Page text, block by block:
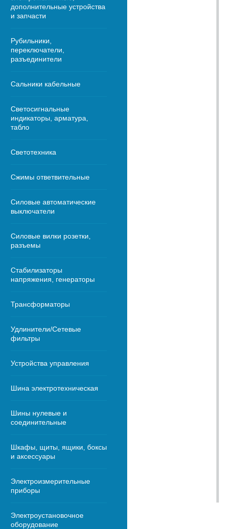
дополнительные устройства
и запчасти
Рубильники,
переключатели,
разъединители
Сальники кабельные
Светосигнальные
индикаторы, арматура,
табло
Светотехника
Сжимы ответвительные
Силовые автоматические
выключатели
Силовые вилки розетки,
разъемы
Стабилизаторы
напряжения, генераторы
Трансформаторы
Удлинители/Сетевые
фильтры
Устройства управления
Шина электротехническая
Шины нулевые и
соединительные
Шкафы, щиты, ящики, боксы
и аксессуары
Электроизмерительные
приборы
Электроустановочное
оборудование